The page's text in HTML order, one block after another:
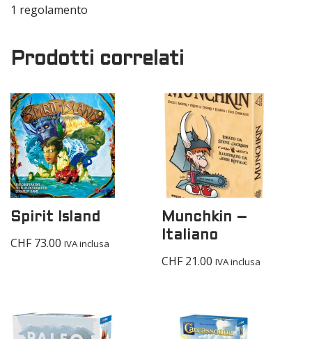
1 regolamento
Prodotti correlati
Spirit Island
CHF73.00 IVA inclusa
Munchkin –
Italiano
CHF21.00 IVA inclusa